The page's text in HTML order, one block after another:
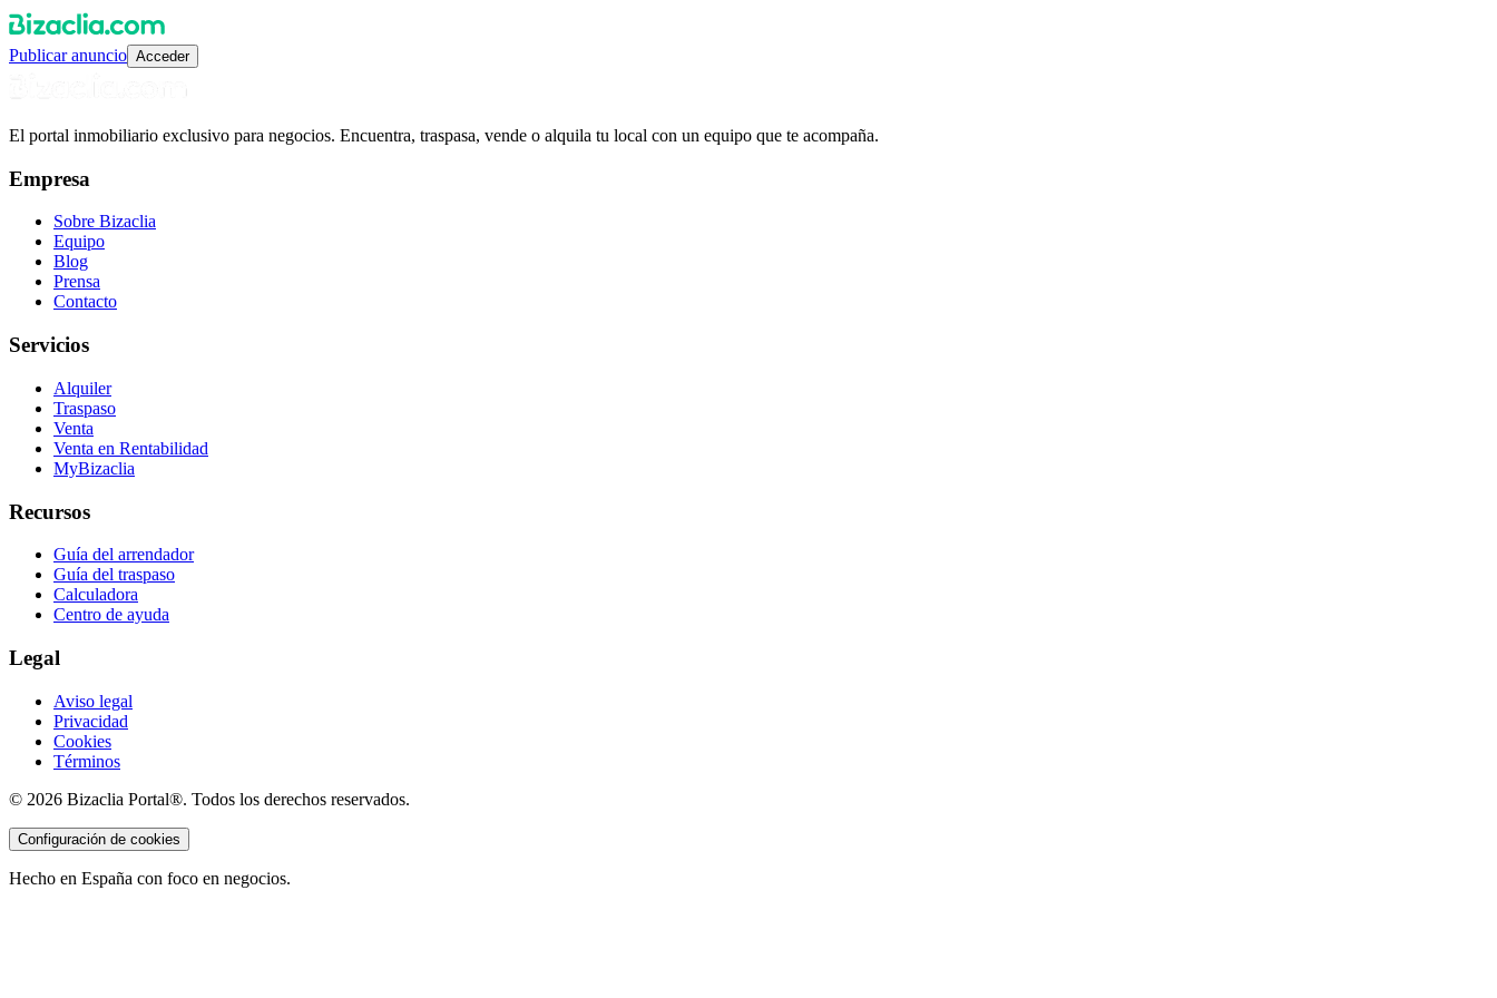
Publicar anuncio Acceder
El portal inmobiliario exclusivo para negocios. Encuentra, traspasa, vende o alquila tu local con un equipo que te acompaña.
Empresa
Sobre Bizaclia
Equipo
Blog
Prensa
Contacto
Servicios
Alquiler
Traspaso
Venta
Venta en Rentabilidad
MyBizaclia
Recursos
Guía del arrendador
Guía del traspaso
Calculadora
Centro de ayuda
Legal
Aviso legal
Privacidad
Cookies
Términos
© 2026 Bizaclia Portal®. Todos los derechos reservados.
Configuración de cookies
Hecho en España con foco en negocios.